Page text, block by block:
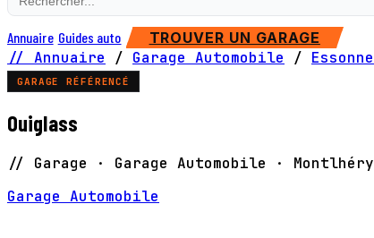
Annuaire Guides auto TROUVER UN GARAGE
// Annuaire / Garage Automobile / Essonne
GARAGE RÉFÉRENCÉ
Ouiglass
// Garage · Garage Automobile · Montlhéry
Garage Automobile